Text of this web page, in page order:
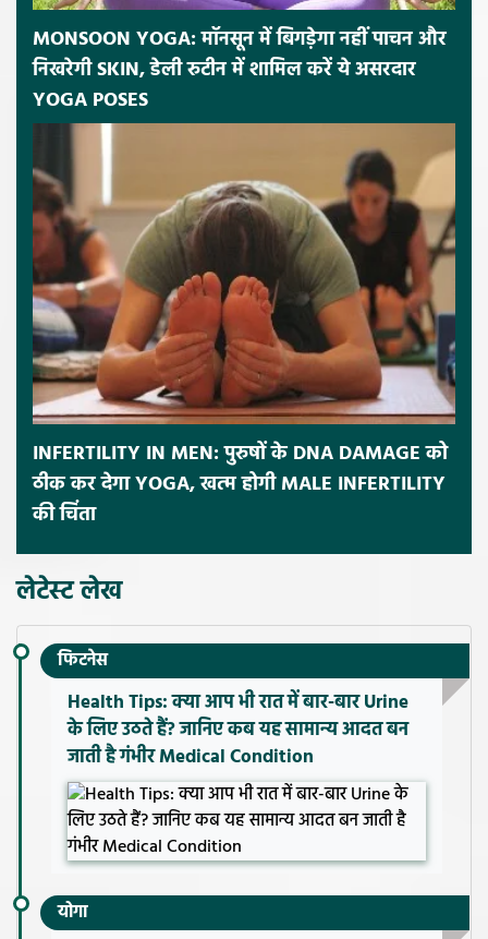
MONSOON YOGA: मॉनसून में बिगड़ेगा नहीं पाचन और
निखरेगी SKIN, डेली रुटीन में शामिल करें ये असरदार
YOGA POSES
INFERTILITY IN MEN: पुरुषों के DNA DAMAGE को
ठीक कर देगा YOGA, खत्म होगी MALE INFERTILITY
की चिंता
लेटेस्ट लेख
फिटनेस
Health Tips: क्या आप भी रात में बार-बार Urine
के लिए उठते हैं? जानिए कब यह सामान्य आदत बन
जाती है गंभीर Medical Condition
योगा